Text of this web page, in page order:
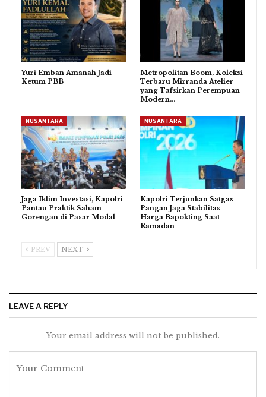
Yuri Emban Amanah Jadi
Ketum PBB
Metropolitan Boom, Koleksi
Terbaru Mirranda Atelier
yang Tafsirkan Perempuan
Modern…
NUSANTARA
Jaga Iklim Investasi, Kapolri
Pantau Praktik Saham
Gorengan di Pasar Modal
NUSANTARA
Kapolri Terjunkan Satgas
Pangan Jaga Stabilitas
Harga Bapokting Saat
Ramadan
PREV NEXT
LEAVE A REPLY
Your email address will not be published.